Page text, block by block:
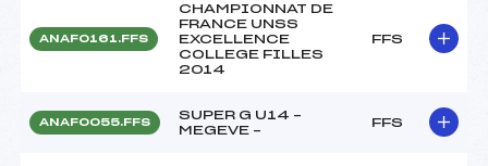
ANAF0161.FFS
CHAMPIONNAT DE
FRANCE UNSS
EXCELLENCE
COLLEGE FILLES
2014
FFS
ANAF0055.FFS
SUPER G U14 –
MEGEVE –
FFS